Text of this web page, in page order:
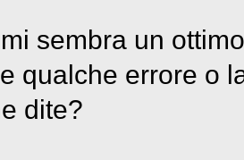
sembra un
qualche errore o
dite?